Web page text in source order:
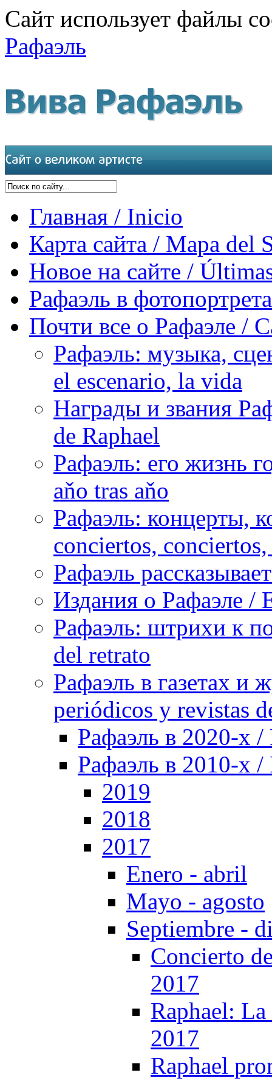
Сайт использует файлы
Рафаэль
Главная / Inicio
Карта сайта / Mapa del
Новое на сайте /
Рафаэль в
Почти все о Рафаэле /
Рафаэль: музыка,
el escenario, la vida
Награды и звания
de Raphael
Рафаэль: его жизнь
aňo tras aňo
Рафаэль: концерты,
conciertos,
Рафаэль
Издания о Рафаэле /
Рафаэль: штрихи к
del retrato
Рафаэль в газетах и
periódicos y revistas
Рафаэль в 2020-х /
Рафаэль в 2010-х /
2019
2018
2017
Enero - abril
Mayo - agosto
Septiembre -
Concierto
2017
Raphael:
2017
Raphael